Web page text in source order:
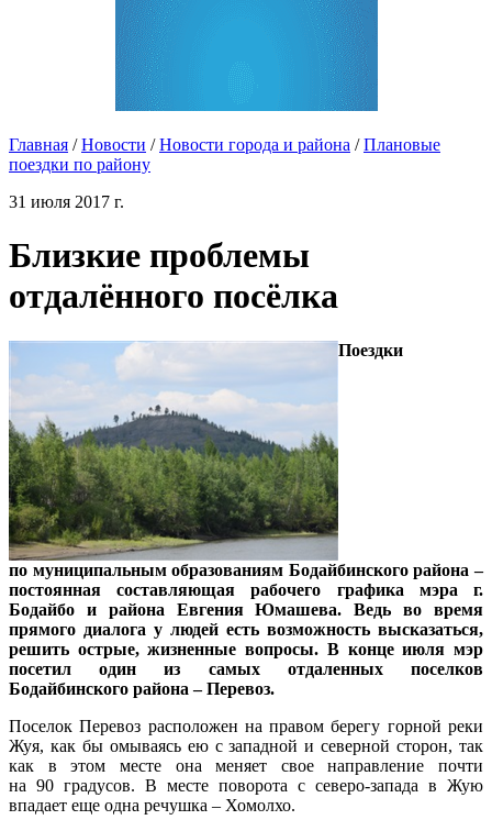
Главная / Новости / Новости города и района / Плановые
поездки по району
31 июля 2017 г.
Близкие проблемы
отдалённого посёлка
Поездки
по муниципальным образованиям Бодайбинского района –
постоянная составляющая рабочего графика мэра г.
Бодайбо и района Евгения Юмашева. Ведь во время
прямого диалога у людей есть возможность высказаться,
решить острые, жизненные вопросы. В конце июля мэр
посетил один из самых отдаленных поселков
Бодайбинского района – Перевоз.
Поселок Перевоз расположен на правом берегу горной реки
Жуя, как бы омываясь ею с западной и северной сторон, так
как в этом месте она меняет свое направление почти
на 90 градусов. В месте поворота с северо-запада в Жую
впадает еще одна речушка – Хомолхо.